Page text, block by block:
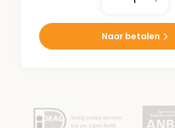
Hertzberger
aantal
Naar betalen